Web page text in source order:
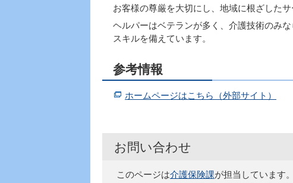
お客様の尊厳を大切にし、地域に根ざしたサ
ヘルパーはベテランが多く、介護技術のみ
スキルを備えています。
参考情報
ホームページはこちら（外部サイト）
お問い合わせ
このページは介護保険課が担当しています。